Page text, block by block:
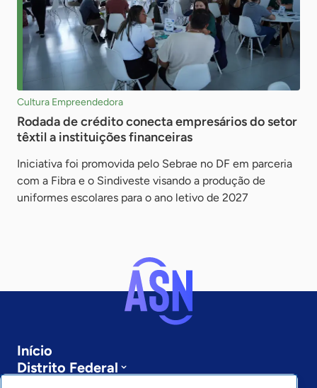
Cultura Empreendedora
Rodada de crédito conecta empresários do setor
têxtil a instituições financeiras
Iniciativa foi promovida pelo Sebrae no DF em parceria
com a Fibra e o Sindiveste visando a produção de
uniformes escolares para o ano letivo de 2027
Início
Distrito Federal